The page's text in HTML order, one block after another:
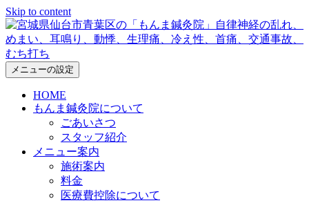
Skip to content
メニューの設定
HOME
もんま鍼灸院について
ごあいさつ
スタッフ紹介
メニュー案内
施術案内
料金
医療費控除について